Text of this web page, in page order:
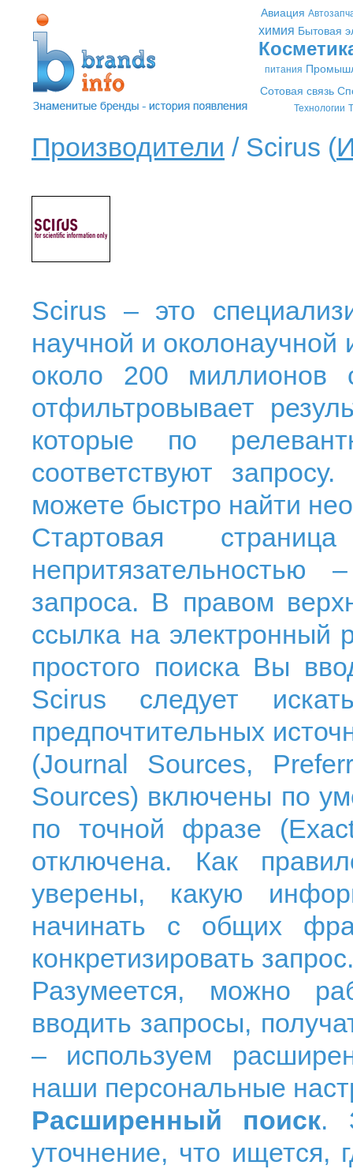
Авиация
химия Бытовая
питания
Сотовая связь
Технологии
Производители / Scirus (
Scirus
– это
научной и
около 200 миллионов
отфильтровывает
которые по
соответствуют
можете быстро найти
Стартовая
запроса. В правом
ссылка на электронный
простого поиска Вы
Scirus следует
предпочтительных
(Journal Sources,
Sources) включены по
по точной фразе (
отключена. Как
уверены, какую
начинать с общих
конкретизировать запрос.
Разумеется, можно
вводить запросы,
– используем
наши персональные
Расширенный поиск.
уточнение, что ищется,